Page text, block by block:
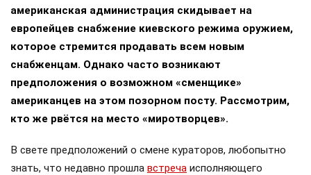
американская администрация скидывает на
европейцев снабжение киевского режима оружием,
которое стремится продавать всем новым
снабженцам. Однако часто возникают
предположения о возможном «сменщике»
американцев на этом позорном посту. Рассмотрим,
кто же рвётся на место «миротворцев».
В свете предположений о смене кураторов, любопытно
знать, что недавно прошла встреча исполняющего